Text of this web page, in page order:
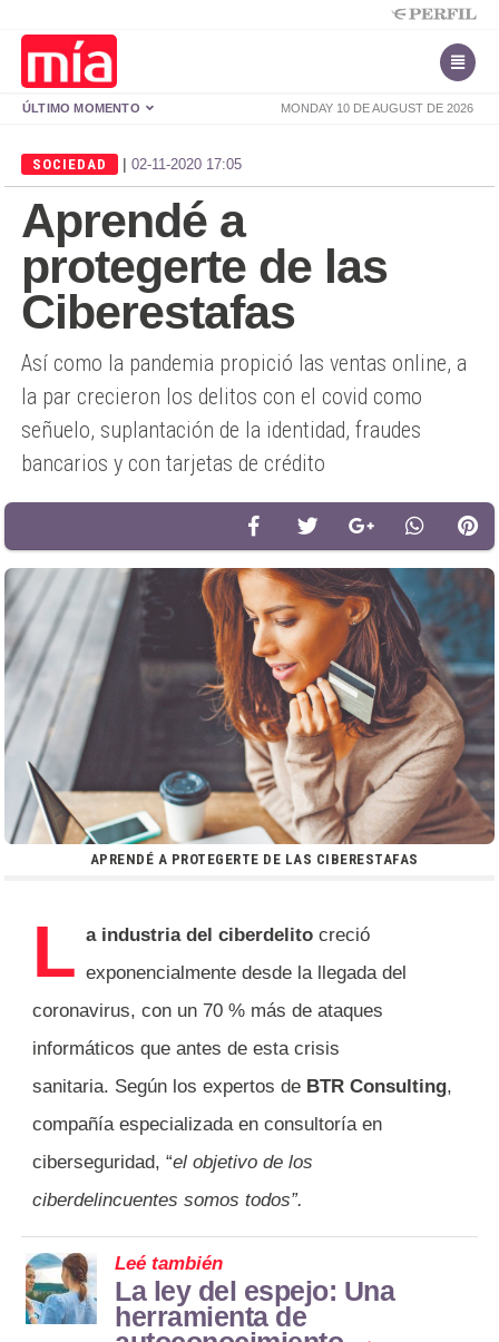
MONDAY 10 DE AUGUST DE 2026
ÚLTIMO MOMENTO
SOCIEDAD | 02-11-2020 17:05
Aprendé a
protegerte de las
Ciberestafas
Así como la pandemia propició las ventas online, a
la par crecieron los delitos con el covid como
señuelo, suplantación de la identidad, fraudes
bancarios y con tarjetas de crédito
APRENDÉ A PROTEGERTE DE LAS CIBERESTAFAS
L a industria del ciberdelito creció
exponencialmente desde la llegada del
coronavirus, con un 70 % más de ataques
informáticos que antes de esta crisis
sanitaria. Según los expertos de BTR Consulting,
compañía especializada en consultoría en
ciberseguridad, “el objetivo de los
ciberdelincuentes somos todos”.
Leé también
La ley del espejo: Una
herramienta de